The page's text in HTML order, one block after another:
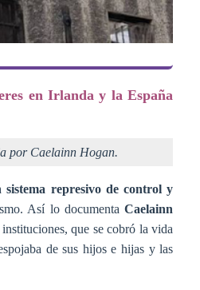
en Irlanda y la España
por Caelainn Hogan.
represivo de control y
Así lo documentaCaelainn
que se cobró la vida
de sus hijos e hijas y las